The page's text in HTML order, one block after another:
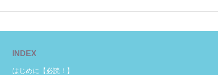
INDEX
はじめに【必読！】